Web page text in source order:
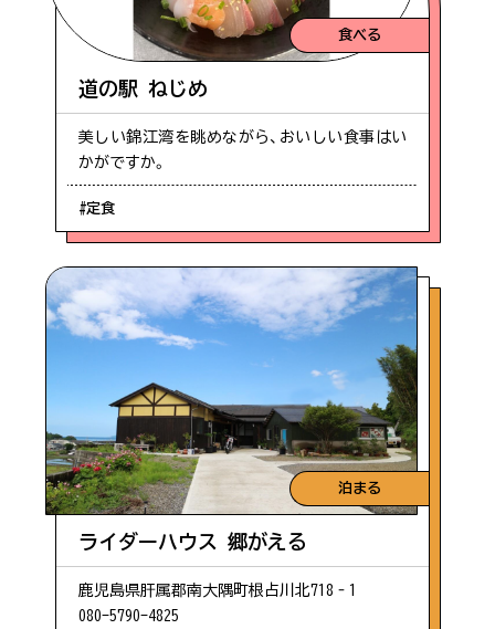
食べる
道の駅 ねじめ
美しい錦江湾を眺めながら、おいしい食事はい
かがですか。
#定食
泊まる
ライダーハウス 郷がえる
鹿児島県肝属郡南大隅町根占川北718‐1
080-5790-4825